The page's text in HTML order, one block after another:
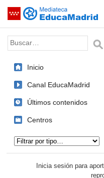
Saltar navegación
Palabra o frase:
Inicio
Canal EducaMadrid
Últimos contenidos
Centros
Inicia sesión para